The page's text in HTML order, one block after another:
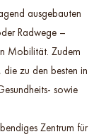
ausgebauten
Radwege –
Mobilität. Zudem
zu den besten in
sowie
Zentrum für